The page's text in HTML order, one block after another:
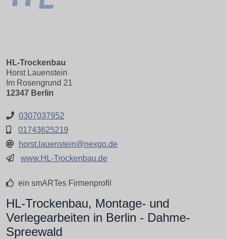
HL-Trockenbau
Horst Lauenstein
Im Rosengrund 21
12347 Berlin
0307037952
01743625219
horst.lauenstein@nexgo.de
www.HL-Trockenbau.de
ein smARTes Firmenprofil
HL-Trockenbau, Montage- und
Verlegearbeiten in Berlin - Dahme-
Spreewald